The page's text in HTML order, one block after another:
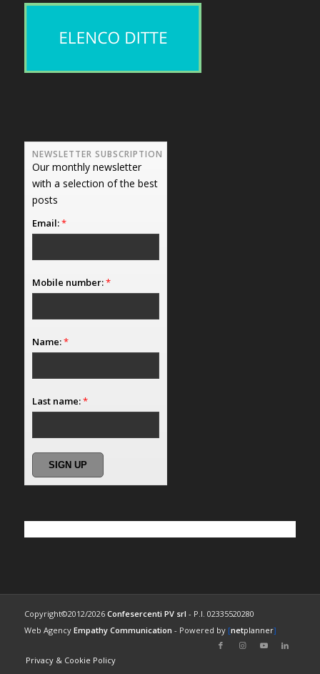
NEWSLETTER SUBSCRIPTION
Our monthly newsletter
with a selection of the best
posts
Email:*
Mobile number:*
Name:*
Last name:*
Copyright©2012/2026 Confesercenti PV srl - P.I. 02335520280
Web Agency Empathy Communication - Powered by [netplanner]
Privacy & Cookie Policy